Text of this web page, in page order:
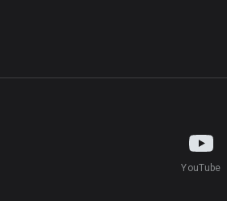
YouTube